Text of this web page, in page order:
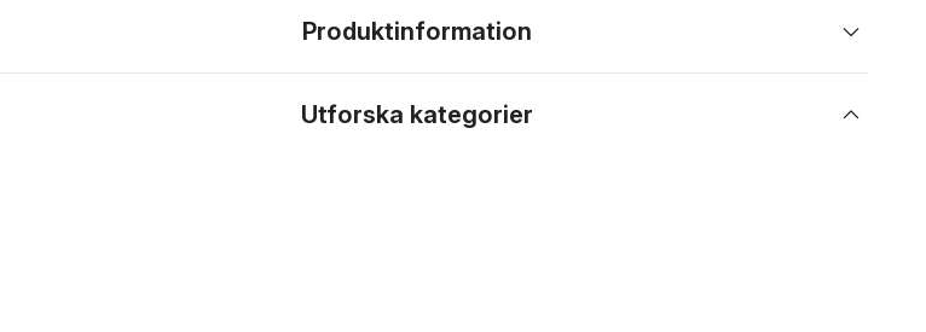
Produktinformation
Utforska kategorier